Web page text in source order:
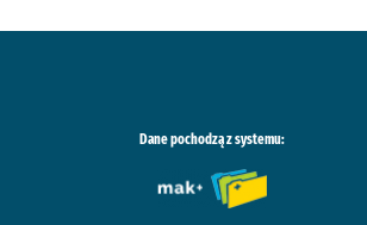
Dane pochodzą z systemu: